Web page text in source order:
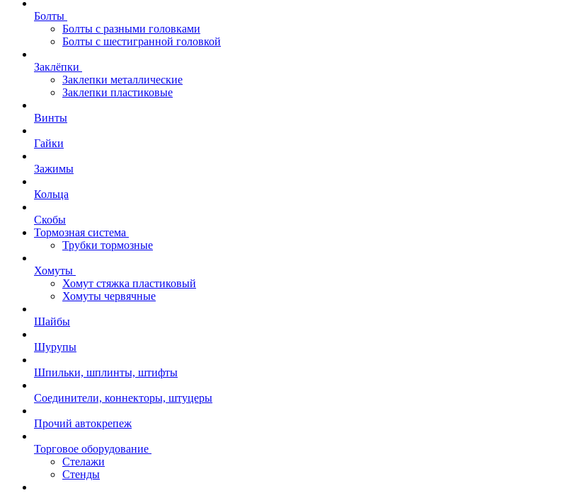
Болты
Болты с разными головками
Болты с шестигранной головкой
Заклёпки
Заклепки металлические
Заклепки пластиковые
Винты
Гайки
Зажимы
Кольца
Скобы
Тормозная система
Трубки тормозные
Хомуты
Хомут стяжка пластиковый
Хомуты червячные
Шайбы
Шурупы
Шпильки, шплинты, штифты
Соединители, коннекторы, штуцеры
Прочий автокрепеж
Торговое оборудование
Стелажи
Стенды